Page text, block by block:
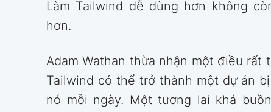
Làm Tailwind dễ dùng hơn không
hơn.
Adam Wathan thừa nhận một điều
Tailwind có thể trở thành một dự án
nó mỗi ngày. Một tương lai khá